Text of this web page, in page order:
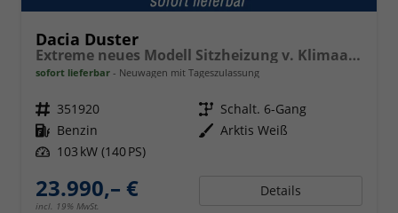
Dacia Duster
Extreme neues Modell Sitzheizung v. Klimaauto. PDC v+h Kamera Tempomat Hands-free K. 17 Zoll Leichtmetallf.
sofort lieferbar Neuwagen mit Tageszulassung
Fahrzeugnr. 351920 Getriebe Schalt. 6-Gang
Kraftstoff Benzin Außenfarbe Arktis Weiß
Leistung 103 kW (140 PS)
23.990,– €
incl. 19% MwSt.
Details